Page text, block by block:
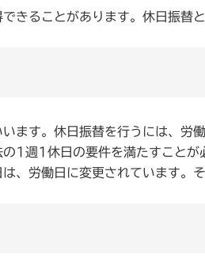
きることがあります。休日振替
ます。休日振替を行うには、労
1週1休日の要件を満たすことが
労働日に変更されています。